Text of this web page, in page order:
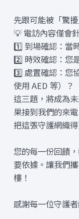
先跟可能被「驚
💡 電訪內容僅會
1️⃣ 到場確認：當
2️⃣ 時效確認：您
3️⃣ 處置確認：您
使用 AED 等）？
這三題，將成為
果接到我們的來
把這張守護網織得
您的每一份回饋
要依據。讓我們
樓！
感謝每一位守護